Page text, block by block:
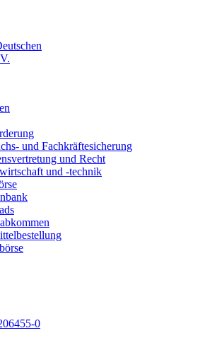
und Fachkräftesicherung
und Recht
und -technik
0